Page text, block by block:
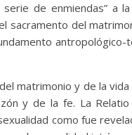
de enmiendas” a
sacramento del
antropológico-
matrimonio y de la
y de la fe. La Relatio
como fue